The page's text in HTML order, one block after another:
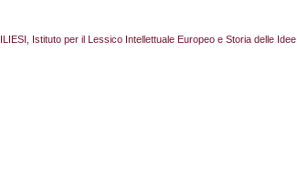
ILIESI, Istituto per il Lessico Intellettuale Europeo e Storia delle Idee